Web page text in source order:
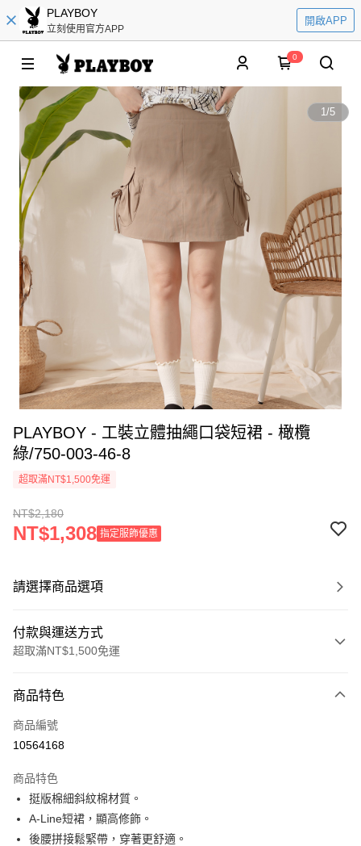
PLAYBOY
立刻使用官方APP
開啟APP
0
1/5
PLAYBOY - 工裝立體抽繩口袋短裙 - 橄欖
綠/750-003-46-8
超取滿NT$1,500免運
NT$2,180
NT$1,308 指定服飾優惠
請選擇商品選項
付款與運送方式
超取滿NT$1,500免運
信用卡一次付款
超商取貨付款
Apple Pay
街口支付
商品特色
商品編號
10564168
商品特色
挺版棉細斜紋棉材質。
A-Line短裙，顯高修飾。
後腰拼接鬆緊帶，穿著更舒適。